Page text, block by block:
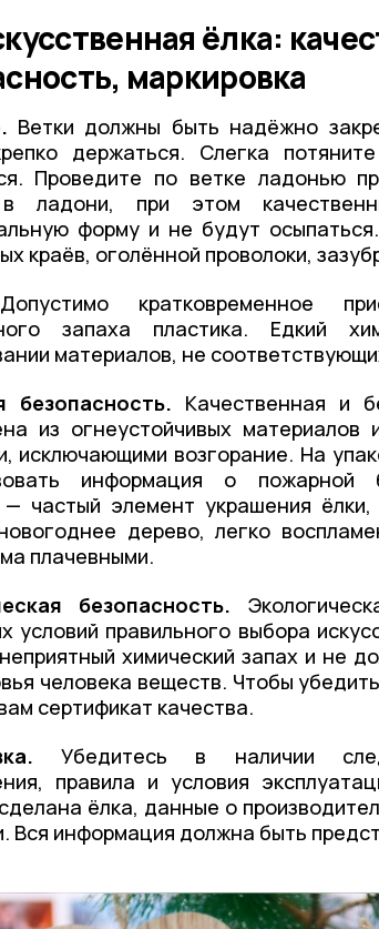
ёлка:
маркировка
Ветки должны быть надёжно
держаться. Слегка
Проведите по ветке ладонью
в ладони, при этом
форму и не будут
краёв, оголённой проволоки,
кратковременное
запаха пластика. Едкий
материалов, не
безопасность. Качественная и
из огнеустойчивых
исключающими возгорание. На
информация о пожарной
— частый элемент украшения
дерево, легко
плачевными.
безопасность.
условий правильного выбора
химический запах и не
человека веществ. Чтобы
сертификат качества.
Убедитесь в наличии
правила и условия
ёлка, данные о
Вся информация должна быть